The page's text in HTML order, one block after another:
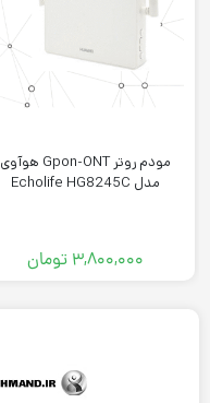
مودم روتر Gpon-ONT هوآوی
مدل Echolife HG8245C
۳,۸۰۰,۰۰۰ تومان